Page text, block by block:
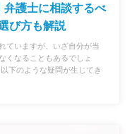
護士に相談するべ
び方も解説
ていますが、いざ自分が当
くなることもあるでしょ
下のような疑問が生じてき